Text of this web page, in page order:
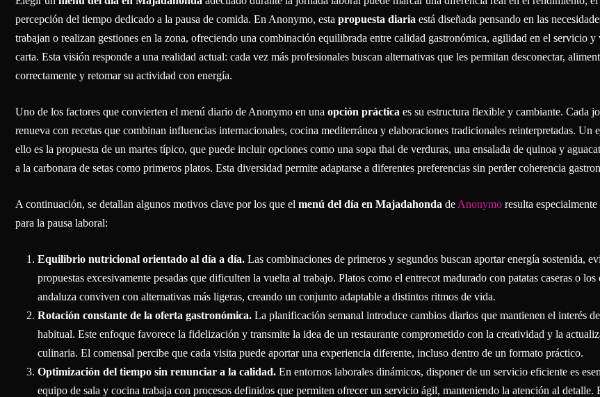
percepción del tiempo dedicado a la pausa de comida. En Anonymo, esta propuesta diaria está diseñada pensando en las
trabajan o realizan gestiones en la zona, ofreciendo una combinación equilibrada entre calidad gastronómica, agilidad en el servicio y
carta. Esta visión responde a una realidad actual: cada vez más profesionales buscan alternativas que les permitan desconectar,
correctamente y retomar su actividad con energía.
Uno de los factores que convierten el menú diario de Anonymo en una opción práctica es su estructura flexible y cambiante. Cada
renueva con recetas que combinan influencias internacionales, cocina mediterránea y elaboraciones tradicionales reinterpretadas. Un
ello es la propuesta de un martes típico, que puede incluir opciones como una sopa thai de verduras, una ensalada de quinoa y
a la carbonara de setas como primeros platos. Esta diversidad permite adaptarse a diferentes preferencias sin perder coherencia
A continuación, se detallan algunos motivos clave por los que el menú del día en Majadahonda de Anonymo resulta
para la pausa laboral:
Equilibrio nutricional orientado al día a día. Las combinaciones de primeros y segundos buscan aportar energía sostenida,
propuestas excesivamente pesadas que dificulten la vuelta al trabajo. Platos como el entrecot madurado con patatas caseras o los
andaluza conviven con alternativas más ligeras, creando un conjunto adaptable a distintos ritmos de vida.
Rotación constante de la oferta gastronómica. La planificación semanal introduce cambios diarios que mantienen el interés
habitual. Este enfoque favorece la fidelización y transmite la idea de un restaurante comprometido con la creatividad y la
culinaria. El comensal percibe que cada visita puede aportar una experiencia diferente, incluso dentro de un formato práctico.
Optimización del tiempo sin renunciar a la calidad. En entornos laborales dinámicos, disponer de un servicio eficiente es
equipo de sala y cocina trabaja con procesos definidos que permiten ofrecer un servicio ágil, manteniendo la atención al detalle.